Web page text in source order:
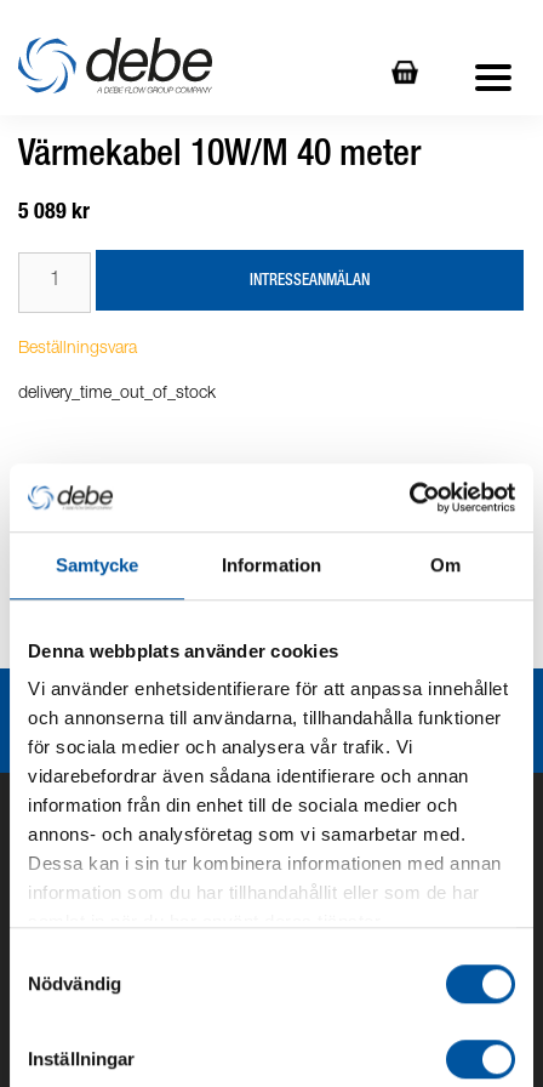
Samtycke Information Om
Denna webbplats använder cookies
Vi använder enhetsidentifierare för att anpassa innehållet
och annonserna till användarna, tillhandahålla funktioner
för sociala medier och analysera vår trafik. Vi
vidarebefordrar även sådana identifierare och annan
information från din enhet till de sociala medier och
annons- och analysföretag som vi samarbetar med.
Dessa kan i sin tur kombinera informationen med annan
information som du har tillhandahållit eller som de har
Nödvändig
Inställningar
Värmekabel 10W/M 40 meter
5 089 kr
INTRESSEANMÄLAN
Beställningsvara
delivery_time_out_of_stock
Produktbeskrivning
Kurvor
Teknisk dokumentation
Liknande produktgrupper
Om oss